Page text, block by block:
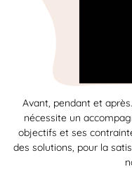
Avant, pendant et
nécessite un
objectifs et ses
des solutions, pour la